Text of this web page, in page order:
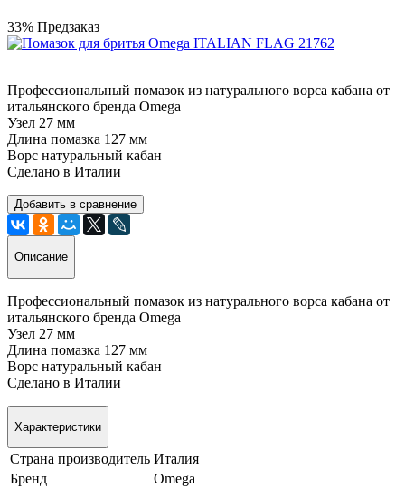
33% Предзаказ
Профессиональный помазок из натурального ворса кабана от
итальянского бренда Omega
Узел 27 мм
Длина помазка 127 мм
Ворс натуральный кабан
Сделано в Италии
Добавить в сравнение
Описание
Профессиональный помазок из натурального ворса кабана от
итальянского бренда Omega
Узел 27 мм
Длина помазка 127 мм
Ворс натуральный кабан
Сделано в Италии
Характеристики
Страна производитель Италия
Бренд
Omega